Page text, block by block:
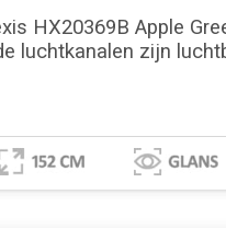
HX20369B Apple
luchtkanalen zijn